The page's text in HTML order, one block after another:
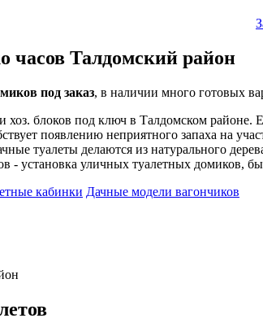
часов Талдомский район
под заказ, в наличии много готовых
хоз. блоков под ключ в Талдомском
появлению неприятного запаха на
туалеты делаются из натурального
- установка уличных туалетных домиков,
кабинки Дачные модели вагончиков